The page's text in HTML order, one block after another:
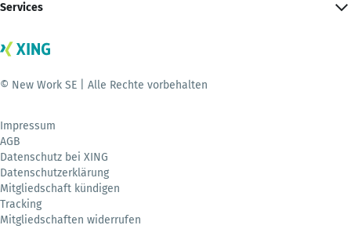
Services
© New Work SE | Alle Rechte vorbehalten
Impressum
AGB
Datenschutz bei XING
Datenschutzerklärung
Mitgliedschaft kündigen
Tracking
Mitgliedschaften widerrufen